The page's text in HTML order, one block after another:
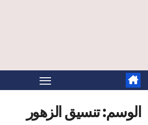
الوسم:تنسيق الزهور